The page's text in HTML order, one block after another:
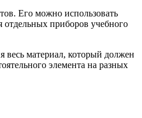
Его можно использовать
отдельных приборов учебного
весь материал, который должен
элемента на разных